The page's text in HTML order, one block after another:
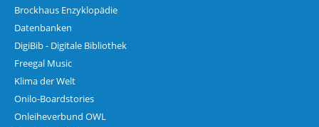
Brockhaus Enzyklopädie
Datenbanken
DigiBib - Digitale Bibliothek
Freegal Music
Klima der Welt
Onilo-Boardstories
Onleiheverbund OWL